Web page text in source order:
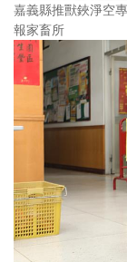
嘉義縣推獸鋏淨空
報家畜所